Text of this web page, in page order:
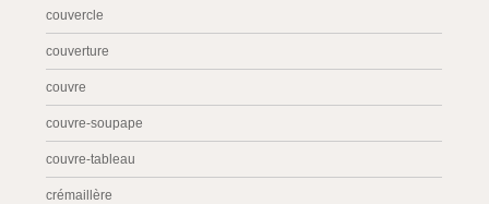
couvercle
couverture
couvre
couvre-soupape
couvre-tableau
crémaillère